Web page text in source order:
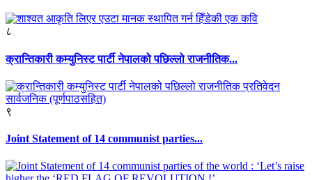
८
क्रान्तिकारी कम्युनिस्ट पार्टी नेपालको पछिल्लो राजनीतिक...
९
Joint Statement of 14 communist parties...